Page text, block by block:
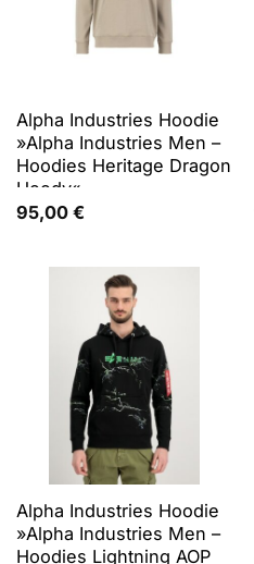
Alpha Industries Hoodie
»Alpha Industries Men –
Hoodies Heritage Dragon
Hoody«
95,00 €
Alpha Industries Hoodie
»Alpha Industries Men –
Hoodies Lightning AOP